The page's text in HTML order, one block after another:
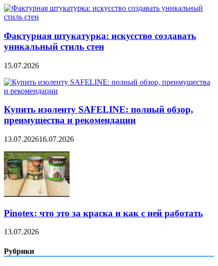
Фактурная штукатурка: искусство создавать
уникальный стиль стен
15.07.2026
Купить изоленту SAFELINE: полный обзор,
преимущества и рекомендации
13.07.202616.07.2026
Pinotex: что это за краска и как с ней работать
13.07.2026
Рубрики